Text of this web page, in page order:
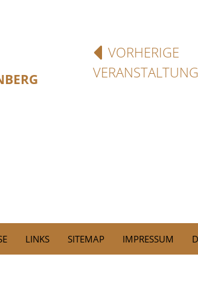
VORHERIGE
VERANSTALTUNG
LINKS SITEMAP IMPRESSUM